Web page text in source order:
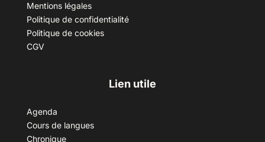
Mentions légales
Politique de confidentialité
Politique de cookies
CGV
Lien utile
Agenda
Cours de langues
Chronique